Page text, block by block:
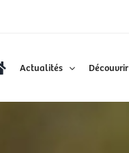
Actualités Découvrir